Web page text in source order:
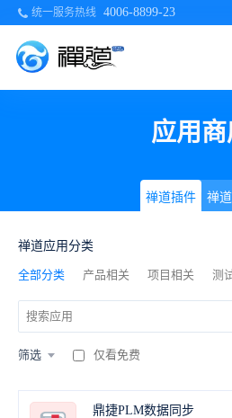
统一服务热线 4006-8899-23
应用
禅道插件 禅
禅道应用分类
全部分类 产品相关 项目相关 测
筛选 仅看免费
鼎捷PLM数据同步